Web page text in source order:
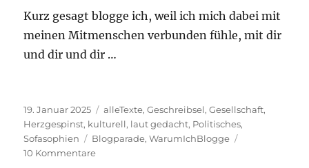
Kurz gesagt blogge ich, weil ich mich dabei mit
meinen Mitmenschen verbunden fühle, mit dir
und dir und dir …
Veröffentlicht
am
19. Januar 2025 Kategorien
alleTexte,Geschreibsel,Gesellschaft,
Herzgespinst, kulturell, laut gedacht, Politisches,
Sofasophien
Schlagwörter
Blogparade,WarumIchBlogge
10 Kommentarezu